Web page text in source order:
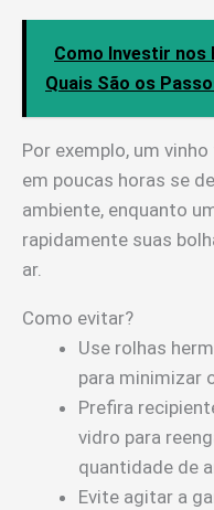
Como Investir nos
Quais São os
Por exemplo, um
em poucas horas se
ambiente, enquanto
rapidamente suas
ar.
Como evitar?
Use rolhas
para minimizar
Prefira
vidro para
quantidade de
Evite agitar a